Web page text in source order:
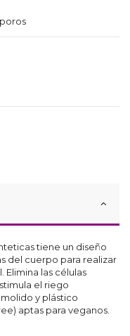
tiene un diseño
del cuerpo para realizar
Elimina las células
el riego
y plástico
aptas para veganos.